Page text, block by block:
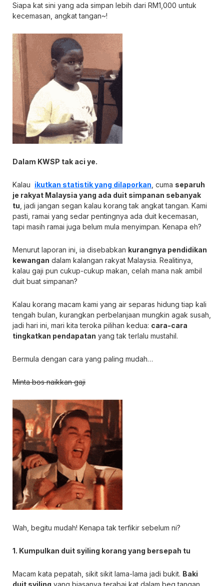
Siapa kat sini yang ada simpan lebih dari RM1,000 untuk
kecemasan, angkat tangan~!
Dalam KWSP tak aci ye.
Kalau ikutkan statistik yang dilaporkan , cuma separuh
je rakyat Malaysia yang ada duit simpanan sebanyak
tu , jadi jangan segan kalau korang tak angkat tangan. Kami
pasti, ramai yang sedar pentingnya ada duit kecemasan,
tapi masih ramai juga belum mula menyimpan. Kenapa eh?
Menurut laporan ini, ia disebabkan kurangnya pendidikan
kewangan dalam kalangan rakyat Malaysia. Realitinya,
kalau gaji pun cukup-cukup makan, celah mana nak ambil
duit buat simpanan?
Kalau korang macam kami yang air separas hidung tiap kali
tengah bulan, kurangkan perbelanjaan mungkin agak susah,
jadi hari ini, mari kita teroka pilihan kedua: cara-cara
tingkatkan pendapatan yang tak terlalu mustahil.
Bermula dengan cara yang paling mudah…
Minta bos naikkan gaji
Wah, begitu mudah! Kenapa tak terfikir sebelum ni?
1. Kumpulkan duit syiling korang yang bersepah tu
Macam kata pepatah, sikit sikit lama-lama jadi bukit. Baki
duit syiling yang biasanya terabai kat dalam beg tangan